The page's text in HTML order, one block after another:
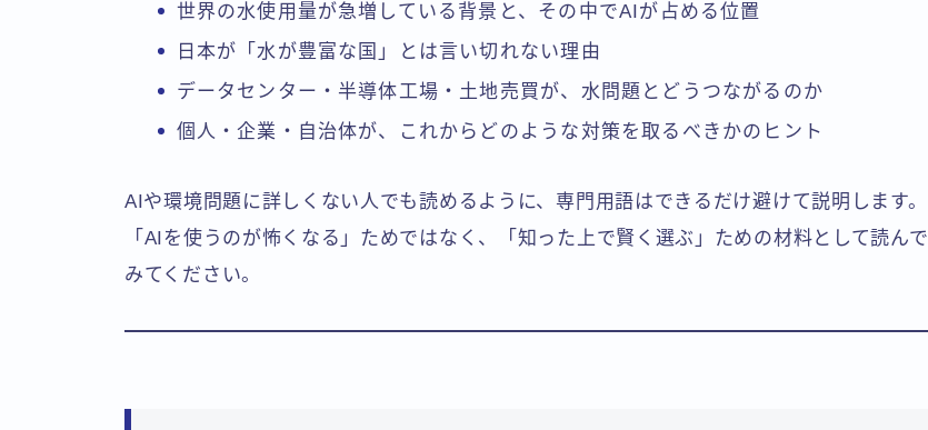
世界の水使用量が急増している背景と、その中でAIが占める位置
日本が「水が豊富な国」とは言い切れない理由
データセンター・半導体工場・土地売買が、水問題とどうつながるのか
個人・企業・自治体が、これからどのような対策を取るべきかのヒント
AIや環境問題に詳しくない人でも読めるように、専門用語はできるだけ避けて説明します。
「AIを使うのが怖くなる」ためではなく、「知った上で賢く選ぶ」ための材料として読んで
みてください。